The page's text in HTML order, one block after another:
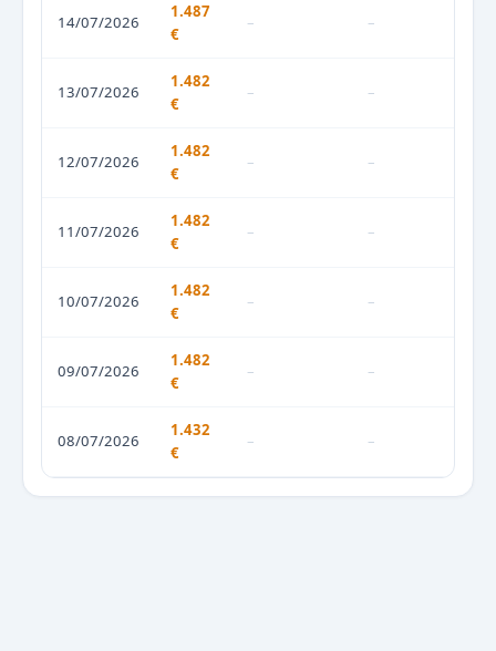
14/07/2026
1.487
€
– –
13/07/2026
1.482
€
– –
12/07/2026
1.482
€
– –
11/07/2026
1.482
€
– –
10/07/2026
1.482
€
– –
09/07/2026
1.482
€
– –
08/07/2026
1.432
€
– –